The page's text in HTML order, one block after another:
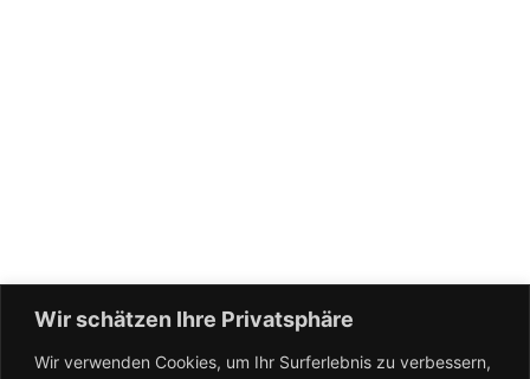
Wir schätzen Ihre Privatsphäre
Wir verwenden Cookies, um Ihr Surferlebnis zu verbessern,